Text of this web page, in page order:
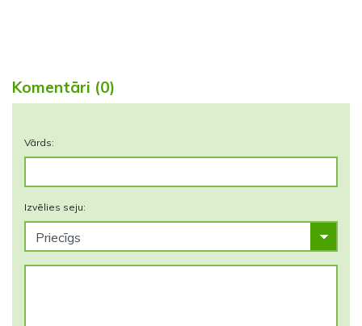
Komentāri (0)
Vārds:
Izvēlies seju: